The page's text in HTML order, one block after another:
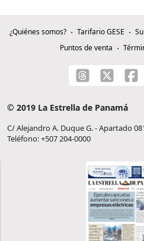
¿Quiénes somos? Tarifario GESE
Puntos de venta
© 2019 La Estrella de Panamá
C/ Alejandro A. Duque G. - Apartado
Teléfono: +507 204-0000